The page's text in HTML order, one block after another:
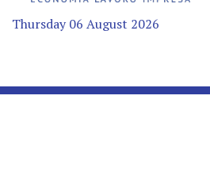
Thursday 06 August 2026